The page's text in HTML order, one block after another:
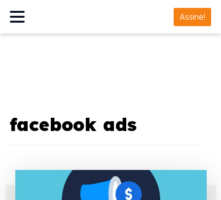
Assine!
facebook ads